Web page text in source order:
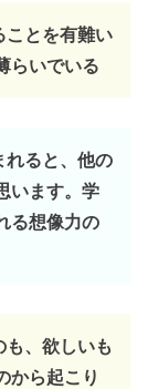
ことを有難い
らいでいる
れると、他の
います。学
る想像力の
、欲しいも
から起こり